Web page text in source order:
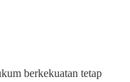
berkekuatan tetap